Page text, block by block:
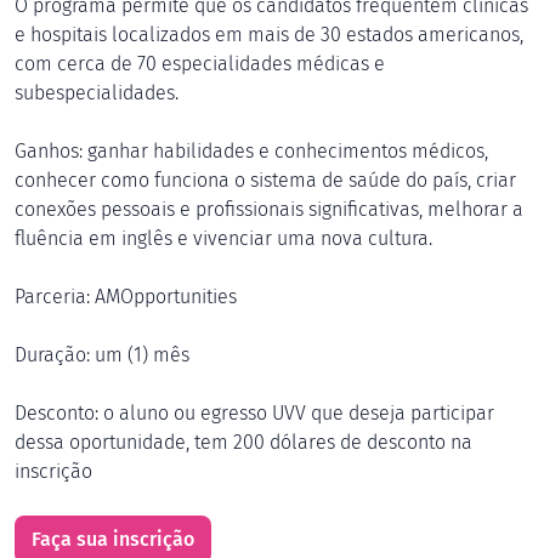
O programa permite que os candidatos frequentem clínicas
e hospitais localizados em mais de 30 estados americanos,
com cerca de 70 especialidades médicas e
subespecialidades.
Ganhos: ganhar habilidades e conhecimentos médicos,
conhecer como funciona o sistema de saúde do país, criar
conexões pessoais e profissionais significativas, melhorar a
fluência em inglês e vivenciar uma nova cultura.
Parceria: AMOpportunities
Duração: um (1) mês
Desconto: o aluno ou egresso UVV que deseja participar
dessa oportunidade, tem 200 dólares de desconto na
inscrição
Faça sua inscrição